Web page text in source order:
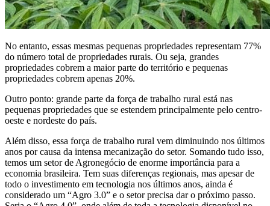
No entanto, essas mesmas pequenas propriedades representam 77%
do número total de propriedades rurais. Ou seja, grandes
propriedades cobrem a maior parte do território e pequenas
propriedades cobrem apenas 20%.
Outro ponto: grande parte da força de trabalho rural está nas
pequenas propriedades que se estendem principalmente pelo centro-
oeste e nordeste do país.
Além disso, essa força de trabalho rural vem diminuindo nos últimos
anos por causa da intensa mecanização do setor. Somando tudo isso,
temos um setor de Agronegócio de enorme importância para a
economia brasileira. Tem suas diferenças regionais, mas apesar de
todo o investimento em tecnologia nos últimos anos, ainda é
considerado um “Agro 3.0” e o setor precisa dar o próximo passo.